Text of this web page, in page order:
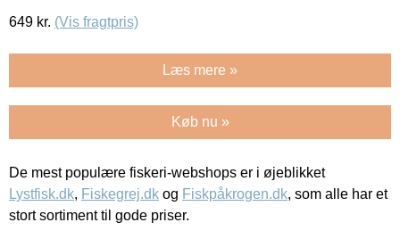
649 kr. (Vis fragtpris)
Læs mere »
Køb nu »
De mest populære fiskeri-webshops er i øjeblikket
Lystfisk.dk, Fiskegrej.dk og Fiskpåkrogen.dk, som alle har et
stort sortiment til gode priser.